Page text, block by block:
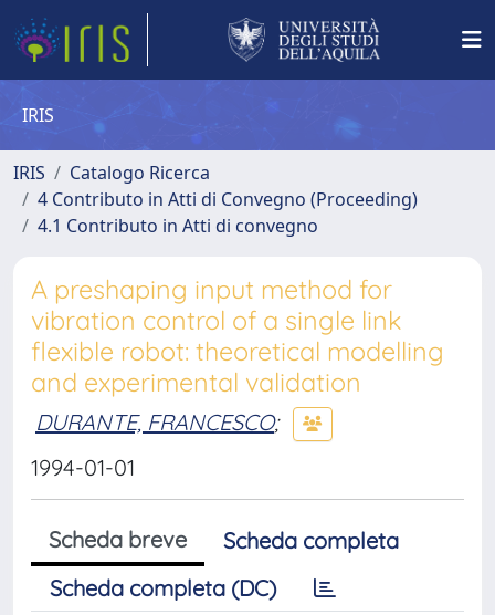
IRIS
IRIS
Catalogo Ricerca
4 Contributo in Atti di Convegno (Proceeding)
4.1 Contributo in Atti di convegno
A preshaping input method for
vibration control of a single link
flexible robot: theoretical modelling
and experimental validation
DURANTE, FRANCESCO;
1994-01-01
Scheda breve
Scheda completa
Scheda completa (DC)